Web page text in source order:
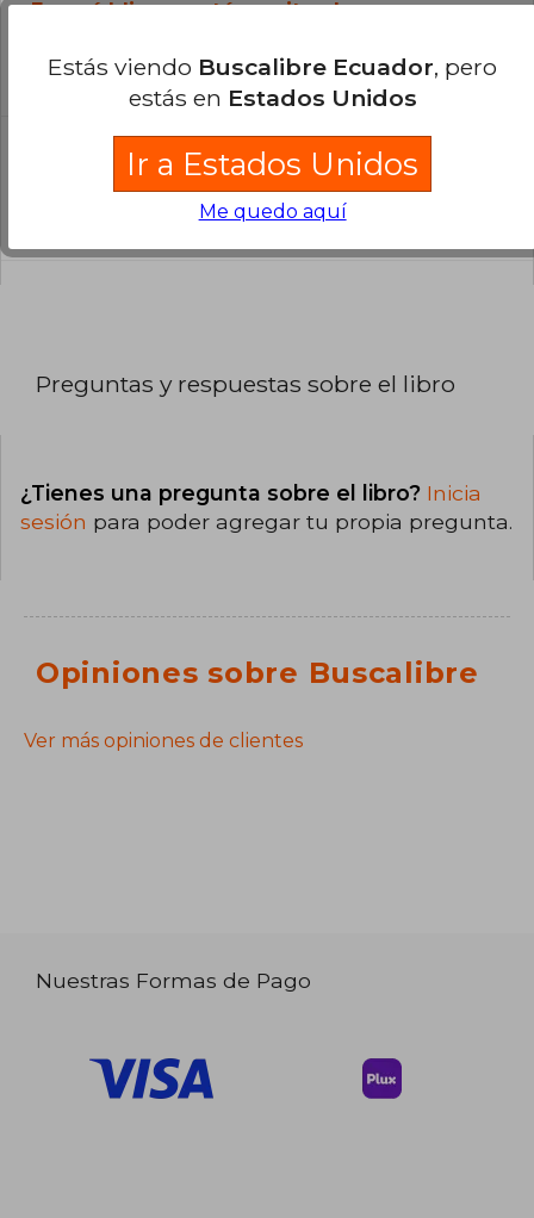
¿En qué Idioma está escrito el
El libro está escrito en Español.
¿Cuál es la encuadernación de este libro?
La encuadernación de esta edición es Tapa
Preguntas y respuestas sobre el libro
¿Tienes una pregunta sobre el libro? Inicia
sesión para poder agregar tu propia pregunta.
Opiniones sobre Buscalibre
Ver más opiniones de clientes
Nuestras Formas de Pago
Estás viendo Buscalibre Ecuador, pero
estás en Estados Unidos
Ir a Estados Unidos
Me quedo aquí